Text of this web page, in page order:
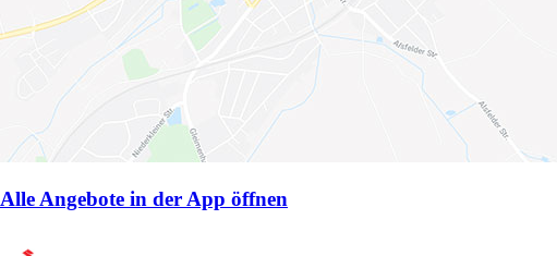
Alle Angebote in der App öffnen